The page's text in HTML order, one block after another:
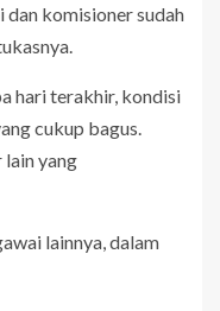
dan komisioner sudah
hari terakhir, kondisi
cukup bagus.
yang
lainnya, dalam